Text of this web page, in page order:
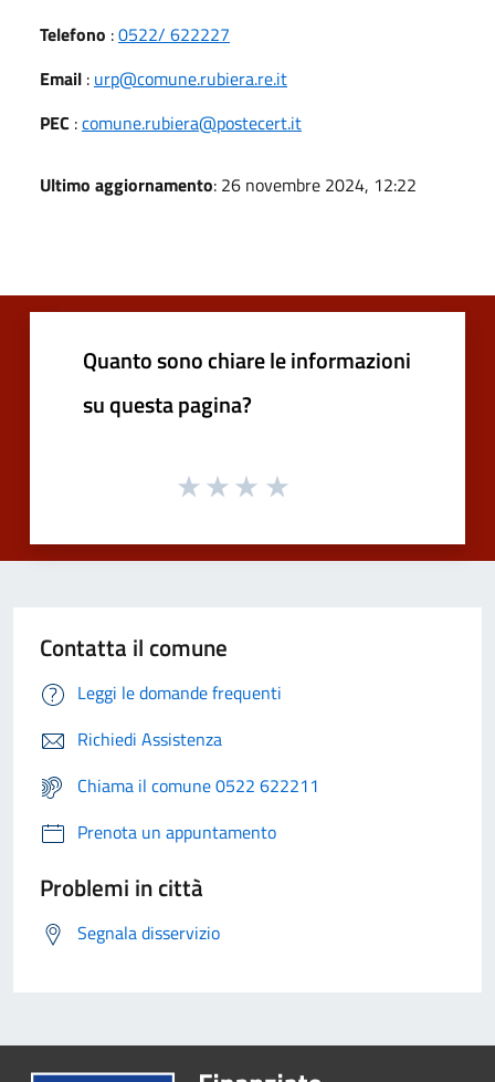
Telefono :0522/ 622227
Email : urp@comune.rubiera.re.it
PEC :comune.rubiera@postecert.it
Ultimo aggiornamento: 26 novembre 2024, 12:22
Quanto sono chiare le informazioni
su questa pagina?
Contatta il comune
Leggi le domande frequenti
Richiedi Assistenza
Chiama il comune 0522 622211
Prenota un appuntamento
Problemi in città
Segnala disservizio